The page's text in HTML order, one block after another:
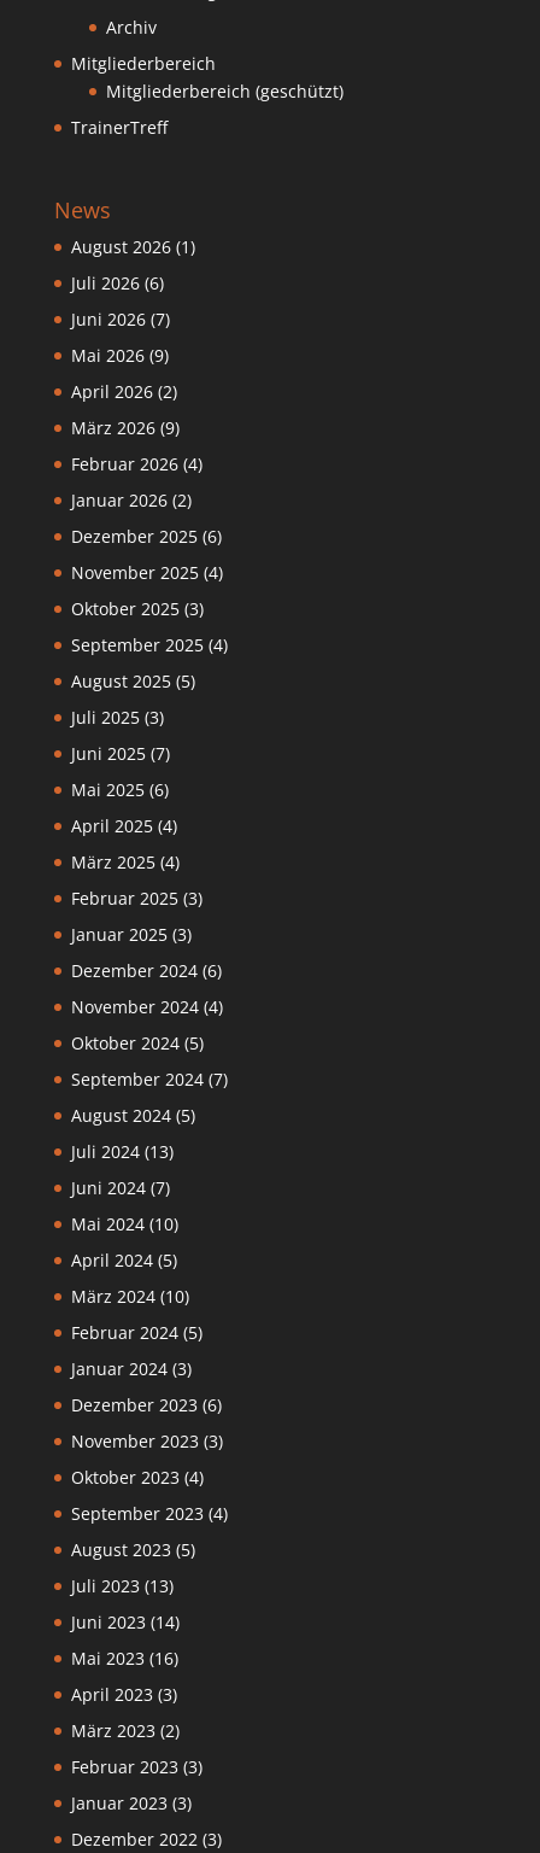
Archiv
Mitgliederbereich
Mitgliederbereich (geschützt)
TrainerTreff
News
August 2026(1)
Juli 2026(6)
Juni 2026(7)
Mai 2026(9)
April 2026(2)
März 2026(9)
Februar 2026(4)
Januar 2026(2)
Dezember 2025(6)
November 2025(4)
Oktober 2025(3)
September 2025(4)
August 2025(5)
Juli 2025(3)
Juni 2025(7)
Mai 2025(6)
April 2025(4)
März 2025(4)
Februar 2025(3)
Januar 2025(3)
Dezember 2024(6)
November 2024(4)
Oktober 2024(5)
September 2024(7)
August 2024(5)
Juli 2024(13)
Juni 2024(7)
Mai 2024(10)
April 2024(5)
März 2024(10)
Februar 2024(5)
Januar 2024(3)
Dezember 2023 (6)
November 2023 (3)
Oktober 2023 (4)
September 2023 (4)
August 2023 (5)
Juli 2023 (13)
Juni 2023 (14)
Mai 2023 (16)
April 2023 (3)
März 2023 (2)
Februar 2023 (3)
Januar 2023 (3)
Dezember 2022(3)